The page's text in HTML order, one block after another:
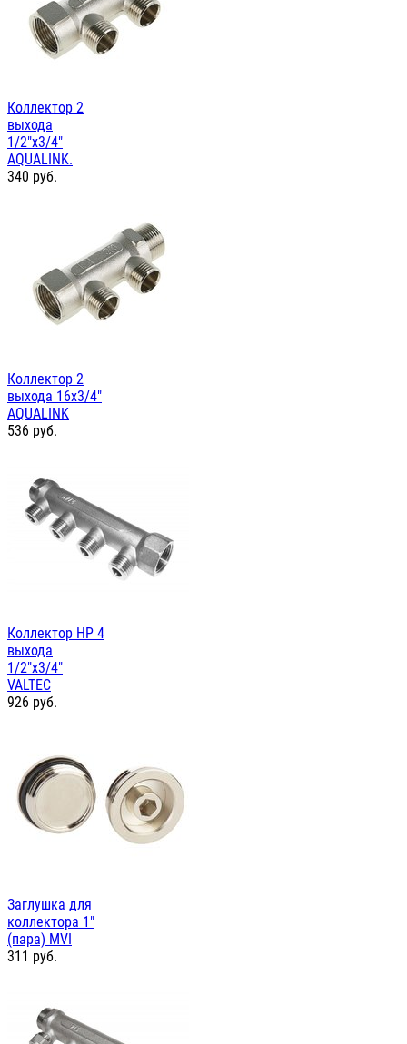
Коллектор 2
выхода
1/2"х3/4"
AQUALINK.
340 руб.
Коллектор 2
выхода 16х3/4"
AQUALINK
536 руб.
Коллектор НР 4
выхода
1/2"х3/4"
VALTEC
926 руб.
Заглушка для
коллектора 1"
(пара) MVI
311 руб.